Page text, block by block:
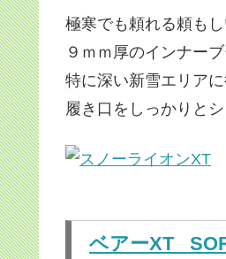
極寒でも頼れる頼も
９ｍｍ厚のインナー
特に深い新雪エリア
履き口をしっかりと
ベアーXT